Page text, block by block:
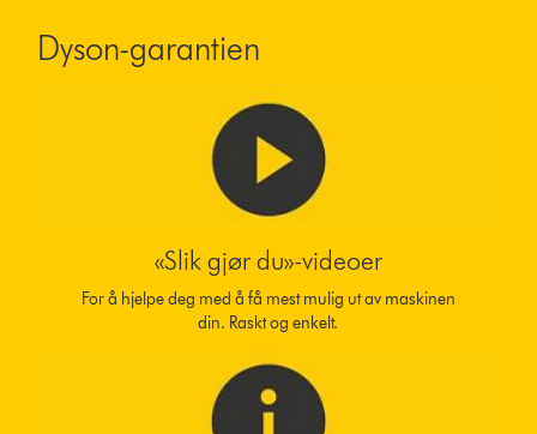
Dyson-garantien
«Slik gjør du»-videoer
For å hjelpe deg med å få mest mulig ut av maskinen
din. Raskt og enkelt.